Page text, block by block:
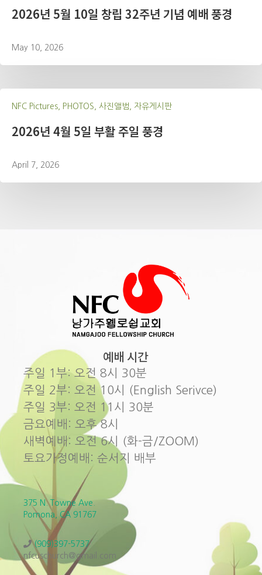
2026년 5월 10일 창립 32주년 기념 예배 풍경
May 10, 2026
NFC Pictures, PHOTOS, 사진앨범, 자유게시판
2026년 4월 5일 부활 주일 풍경
April 7, 2026
예배 시간
주일 1부: 오전 8시 30분
주일 2부: 오전 10시 (English Serivce)
주일 3부: 오전 11시 30분
금요예배: 오후 8시
새벽예배: 오전 6시 (화-금/ZOOM)
토요가정예배: 순서지 배부
375 N. Towne Ave.
Pomona, CA 91767
(909)397-5737
nfcuschurch@gmail.com